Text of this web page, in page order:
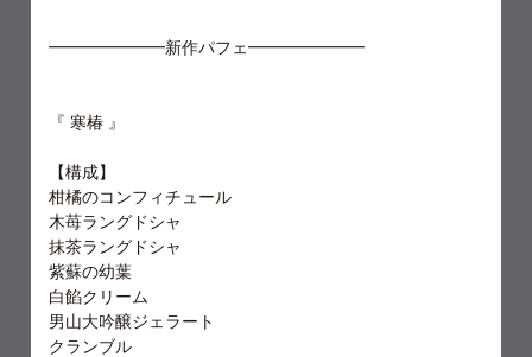
━━━━━━━新作パフェ━━━━━━━
『 寒椿 』
【構成】
柑橘のコンフィチュール
木苺ラングドシャ
抹茶ラングドシャ
紫蘇の幼葉
白餡クリーム
男山大吟醸ジェラート
クランブル